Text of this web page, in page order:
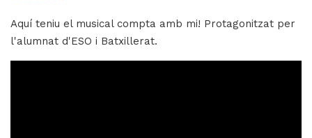
Aquí teniu el musical compta amb mi! Protagonitzat per
l'alumnat d'ESO i Batxillerat.